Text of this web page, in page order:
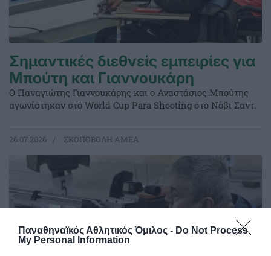
Παναθηναϊκός Αθλητικός Όμιλος - Do Not Process
My Personal Information
Σημαντικές διεθνείς εμπειρίες για
Μπούτη και Γιαννουκάρη
Ο Παναγιώτης Γιαννουκάρης και ο Αναστάσιος Μπούτης
αγωνίστηκαν στο World Cup Para Shooting στο Νόβι Σαντ.
26.07.2026 ΣΚΟΠΟΒΟΛΗ ΑΜΕΑ